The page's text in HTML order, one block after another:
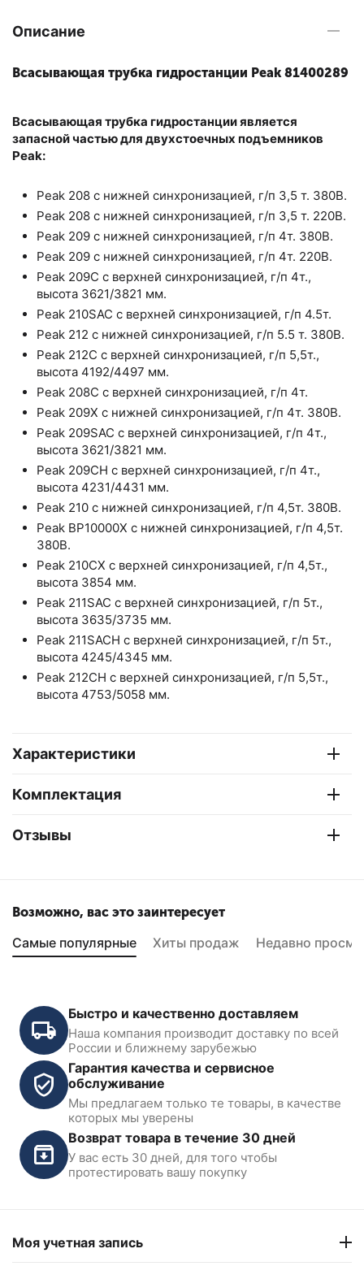
Описание
Всасывающая трубка гидростанции Peak 81400289
Всасывающая трубка гидростанции является
запасной частью для двухстоечных подъемников
Peak:
Peak 208 с нижней синхронизацией, г/п 3,5 т. 380В.
Peak 208 с нижней синхронизацией, г/п 3,5 т. 220В.
Peak 209 с нижней синхронизацией, г/п 4т. 380В.
Peak 209 с нижней синхронизацией, г/п 4т. 220В.
Peak 209С с верхней синхронизацией, г/п 4т.,
высота 3621/3821 мм.
Peak 210SAC с верхней синхронизацией, г/п 4.5т.
Peak 212 с нижней синхронизацией, г/п 5.5 т. 380В.
Peak 212C с верхней синхронизацией, г/п 5,5т.,
высота 4192/4497 мм.
Peak 208С с верхней синхронизацией, г/п 4т.
Peak 209X с нижней синхронизацией, г/п 4т. 380В.
Peak 209SAC с верхней синхронизацией, г/п 4т.,
высота 3621/3821 мм.
Peak 209СH с верхней синхронизацией, г/п 4т.,
высота 4231/4431 мм.
Peak 210 с нижней синхронизацией, г/п 4,5т. 380В.
Peak BP10000X с нижней синхронизацией, г/п 4,5т.
380В.
Peak 210CX с верхней синхронизацией, г/п 4,5т.,
высота 3854 мм.
Peak 211SAC с верхней синхронизацией, г/п 5т.,
высота 3635/3735 мм.
Peak 211SACH с верхней синхронизацией, г/п 5т.,
высота 4245/4345 мм.
Peak 212CH с верхней синхронизацией, г/п 5,5т.,
высота 4753/5058 мм.
Характеристики
Комплектация
Отзывы
Возможно, вас это заинтересует
Самые популярные Хиты продаж Недавно
Штифт для верхнего шкива
Peak 209044
В наличии
Штифт стопорного
В наличии
Быстро и качественно доставляем
Наша компания производит доставку по всей
России и ближнему зарубежью
Гарантия качества и сервисное
обслуживание
Мы предлагаем только те товары, в качестве
которых мы уверены
Возврат товара в течение 30 дней
У вас есть 30 дней, для того чтобы
протестировать вашу покупку
Моя учетная запись